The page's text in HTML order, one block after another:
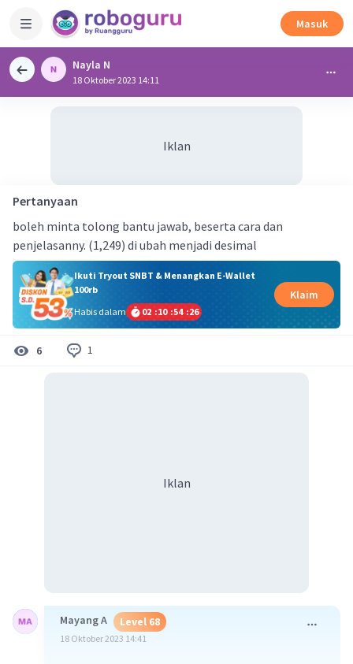
Masuk
Nayla N
18 Oktober 2023 14:11
Iklan
Pertanyaan
boleh minta tolong bantu jawab, beserta cara dan
penjelasanny. (1,249) di ubah menjadi desimal
Ikuti Tryout SNBT & Menangkan E-Wallet
100rb
Habis dalam
02 :10 :54 :26
Klaim
6 1
Iklan
Mayang A Level 68
18 Oktober 2023 14:41